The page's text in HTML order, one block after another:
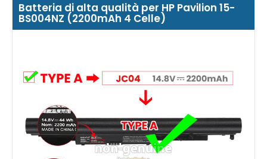
Batteria di alta qualità per HP Pavilion 15-
BS004NZ (2200mAh 4 Celle)